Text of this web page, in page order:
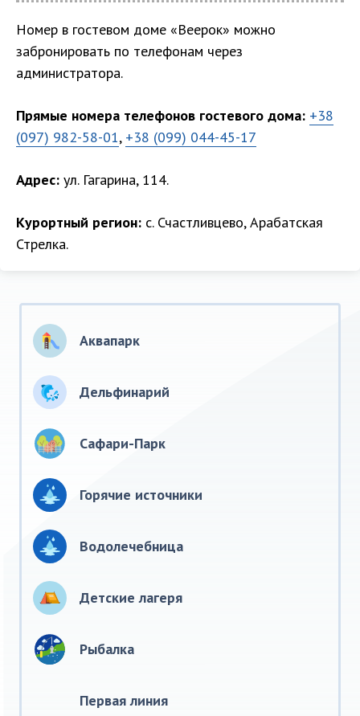
Номер в гостевом доме «Веерок» можно
забронировать по телефонам через
администратора.
Прямые номера телефонов гостевого дома: +38
(097) 982-58-01, +38 (099) 044-45-17
Адрес: ул. Гагарина, 114.
Курортный регион: с. Счастливцево, Арабатская
Стрелка.
Аквапарк
Дельфинарий
Сафари-Парк
Горячие источники
Водолечебница
Детские лагеря
Рыбалка
Первая линия